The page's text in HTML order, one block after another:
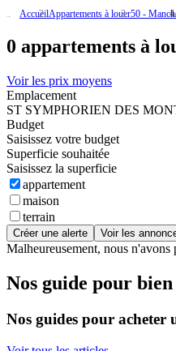
AccueilAppartements à louer50 -
0 appartements à
Voir les prix moyens
Emplacement
ST SYMPHORIEN DES
Budget
Saisissez votre budget
Superficie souhaitée
Saisissez la superficie
appartement
maison
terrain
Créer une alerte Voir les
Malheureusement, nous n'avons
Nos guide pour
Nos guides pour acheter